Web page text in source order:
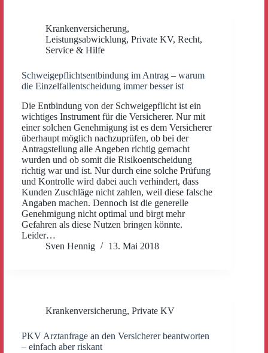
Krankenversicherung,
Leistungsabwicklung, Private KV, Recht,
Service & Hilfe
Schweigepflichtsentbindung im Antrag – warum
die Einzelfallentscheidung immer besser ist
Die Entbindung von der Schweigepflicht ist ein
wichtiges Instrument für die Versicherer. Nur mit
einer solchen Genehmigung ist es dem Versicherer
überhaupt möglich nachzuprüfen, ob bei der
Antragstellung alle Angeben richtig gemacht
wurden und ob somit die Risikoentscheidung
richtig war und ist. Nur durch eine solche Prüfung
und Kontrolle wird dabei auch verhindert, dass
Kunden Zuschläge nicht zahlen, weil diese falsche
Angaben machen. Dennoch ist die generelle
Genehmigung nicht optimal und birgt mehr
Gefahren als diese Nutzen bringen könnte.
Leider…
Sven Hennig
13. Mai 2018
Krankenversicherung, Private KV
PKV Arztanfrage an den Versicherer beantworten
– einfach aber riskant